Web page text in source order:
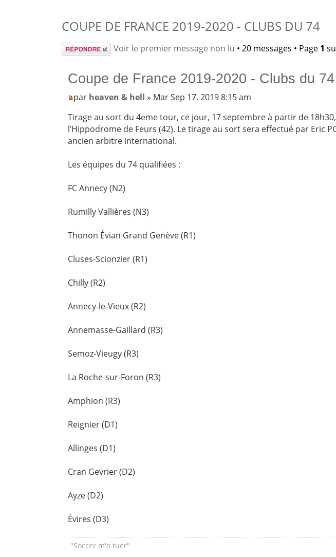
COUPE DE FRANCE 2019-2020 - CLUBS DU 74
Répondre Voir le premier message non lu • 20 messages • Page 1
Coupe de France 2019-2020 - Clubs du 74
par heaven & hell » Mar Sep 17, 2019 8:15 am
Tirage au sort du 4eme tour, ce jour, 17 septembre à partir de
l’Hippodrome de Feurs (42). Le tirage au sort sera effectué par Eric
ancien arbitre international.
Les équipes du 74 qualifiées :
FC Annecy (N2)
Rumilly Vallières (N3)
Thonon Évian Grand Genève (R1)
Cluses-Scionzier (R1)
Chilly (R2)
Annecy-le-Vieux (R2)
Annemasse-Gaillard (R3)
Semoz-Vieugy (R3)
La Roche-sur-Foron (R3)
Amphion (R3)
Reignier (D1)
Allinges (D1)
Cran Gevrier (D2)
Ayze (D2)
Évires (D3)
"Soccer m'a tuer"